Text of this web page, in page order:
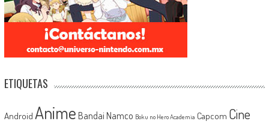
ETIQUETAS
Android Anime Bandai Namco Boku no Hero Academia Capcom Cine